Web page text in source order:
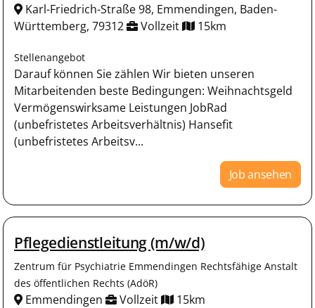
Karl-Friedrich-Straße 98, Emmendingen, Baden-
Württemberg, 79312
Vollzeit 15km
Stellenangebot
Darauf können Sie zählen Wir bieten unseren
Mitarbeitenden beste Bedingungen: Weihnachtsgeld
Vermögenswirksame Leistungen JobRad
(unbefristetes Arbeitsverhältnis) Hansefit
(unbefristetes Arbeitsv...
Job ansehen
Pflegedienstleitung (m/w/d)
Zentrum für Psychiatrie Emmendingen Rechtsfähige Anstalt
des öffentlichen Rechts (AdöR)
Emmendingen Vollzeit 15km